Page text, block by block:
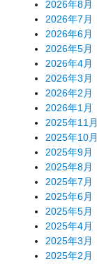
2026年8月
2026年7月
2026年6月
2026年5月
2026年4月
2026年3月
2026年2月
2026年1月
2025年11月
2025年10月
2025年9月
2025年8月
2025年7月
2025年6月
2025年5月
2025年4月
2025年3月
2025年2月